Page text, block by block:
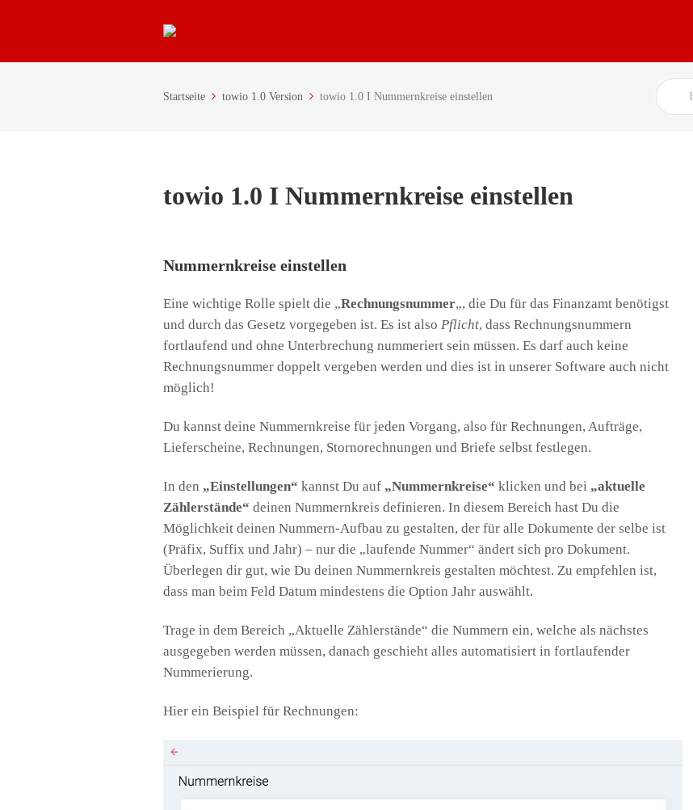
Startseite towio 1.0 Version towio 1.0 I Nummernkreise einstellen
Search
For
towio 1.0 I Nummernkreise einstellen
Nummernkreise einstellen
Eine wichtige Rolle spielt die „Rechnungsnummer„, die Du für das Finanzamt benötigst
und durch das Gesetz vorgegeben ist. Es ist also Pflicht, dass Rechnungsnummern
fortlaufend und ohne Unterbrechung nummeriert sein müssen. Es darf auch keine
Rechnungsnummer doppelt vergeben werden und dies ist in unserer Software auch nicht
möglich!
Du kannst deine Nummernkreise für jeden Vorgang, also für Rechnungen, Aufträge,
Lieferscheine, Rechnungen, Stornorechnungen und Briefe selbst festlegen.
In den „Einstellungen“ kannst Du auf „Nummernkreise“ klicken und bei „aktuelle
Zählerstände“ deinen Nummernkreis definieren. In diesem Bereich hast Du die
Möglichkeit deinen Nummern-Aufbau zu gestalten, der für alle Dokumente der selbe ist
(Präfix, Suffix und Jahr) – nur die „laufende Nummer“ ändert sich pro Dokument.
Überlegen dir gut, wie Du deinen Nummernkreis gestalten möchtest. Zu empfehlen ist,
dass man beim Feld Datum mindestens die Option Jahr auswählt.
Trage in dem Bereich „Aktuelle Zählerstände“ die Nummern ein, welche als nächstes
ausgegeben werden müssen, danach geschieht alles automatisiert in fortlaufender
Nummerierung.
Hier ein Beispiel für Rechnungen: